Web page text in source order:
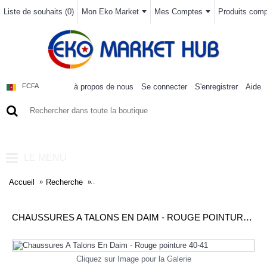
Liste de souhaits (0) Mon Eko Market Mes Comptes Produits
FCFA à propos de nous Se connecter S'enregistrer Aide
Accueil Recherche Chaussures A Talons En Daim - Rouge pointure
CHAUSSURES A TALONS EN DAIM - ROUGE POINTURE 40-41
Cliquez sur Image pour la Galerie